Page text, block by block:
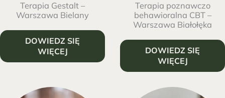
Terapia Gestalt –
Warszawa Bielany
DOWIEDZ SIĘ
WIĘCEJ
Terapia poznawczo
behawioralna CBT –
Warszawa Białołęka
DOWIEDZ SIĘ
WIĘCEJ